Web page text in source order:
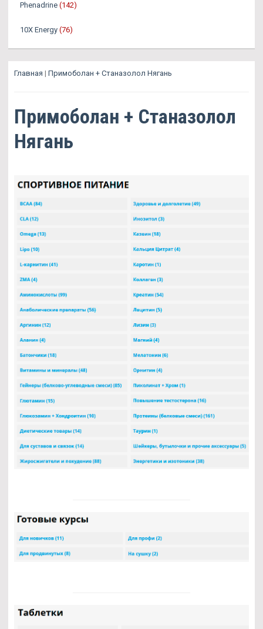
Phenadrine (142)
10X Energy (76)
Главная | Примоболан + Станазолол Нягань
Примоболан + Станазолол
Нягань